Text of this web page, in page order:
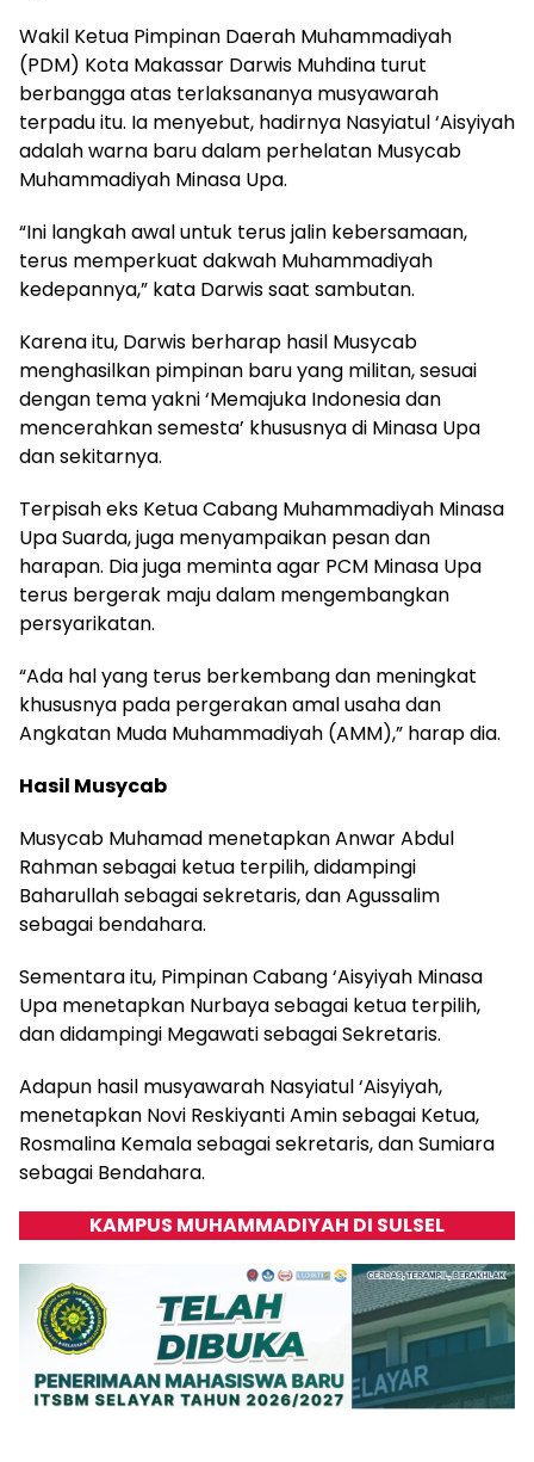
Wakil Ketua Pimpinan Daerah Muhammadiyah
(PDM) Kota Makassar Darwis Muhdina turut
berbangga atas terlaksananya musyawarah
terpadu itu. Ia menyebut, hadirnya Nasyiatul ‘Aisyiyah
adalah warna baru dalam perhelatan Musycab
Muhammadiyah Minasa Upa.
“Ini langkah awal untuk terus jalin kebersamaan,
terus memperkuat dakwah Muhammadiyah
kedepannya,” kata Darwis saat sambutan.
Karena itu, Darwis berharap hasil Musycab
menghasilkan pimpinan baru yang militan, sesuai
dengan tema yakni ‘Memajuka Indonesia dan
mencerahkan semesta’ khususnya di Minasa Upa
dan sekitarnya.
Terpisah eks Ketua Cabang Muhammadiyah Minasa
Upa Suarda, juga menyampaikan pesan dan
harapan. Dia juga meminta agar PCM Minasa Upa
terus bergerak maju dalam mengembangkan
persyarikatan.
“Ada hal yang terus berkembang dan meningkat
khususnya pada pergerakan amal usaha dan
Angkatan Muda Muhammadiyah (AMM),” harap dia.
Hasil Musycab
Musycab Muhamad menetapkan Anwar Abdul
Rahman sebagai ketua terpilih, didampingi
Baharullah sebagai sekretaris, dan Agussalim
sebagai bendahara.
Sementara itu, Pimpinan Cabang ‘Aisyiyah Minasa
Upa menetapkan Nurbaya sebagai ketua terpilih,
dan didampingi Megawati sebagai Sekretaris.
Adapun hasil musyawarah Nasyiatul ‘Aisyiyah,
menetapkan Novi Reskiyanti Amin sebagai Ketua,
Rosmalina Kemala sebagai sekretaris, dan Sumiara
sebagai Bendahara.
KAMPUS MUHAMMADIYAH DI SULSEL